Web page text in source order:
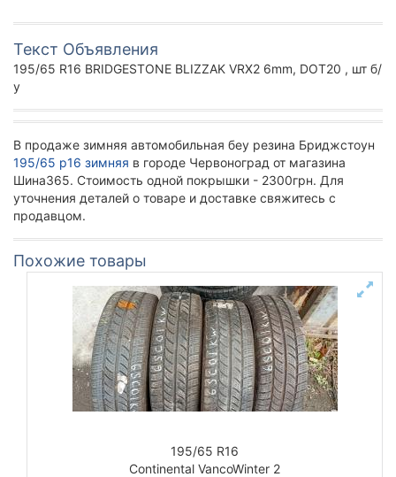
Текст Объявления
195/65 R16 BRIDGESTONE BLIZZAK VRX2 6mm, DOT20 , шт б/
у
В продаже зимняя автомобильная беу резина Бриджстоун
195/65 р16 зимняя в городе Червоноград от магазина
Шина365. Стоимость одной покрышки - 2300грн. Для
уточнения деталей о товаре и доставке свяжитесь с
продавцом.
Похожие товары
195/65 R16
Continental VancoWinter 2